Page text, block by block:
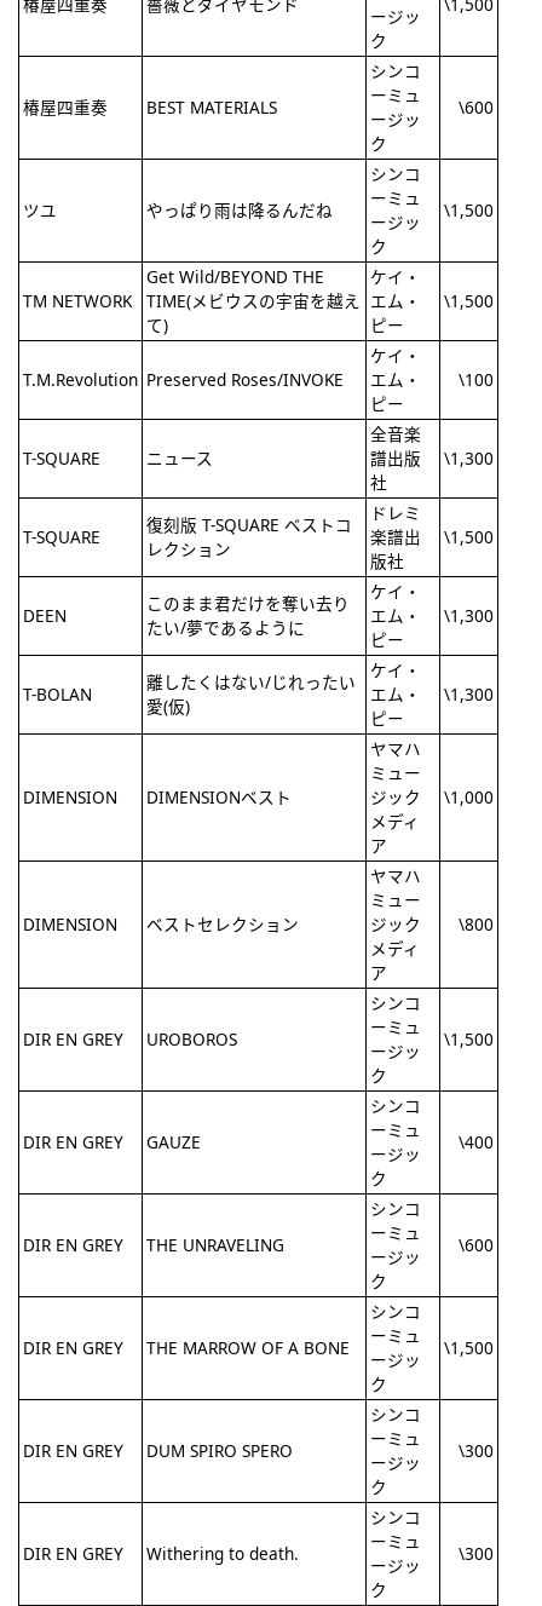
ージッ
ク
椿屋四重奏 BEST MATERIALS
シンコ
ーミュ
ージッ
ク
\600
ツユ やっぱり雨は降るんだね
シンコ
ーミュ
ージッ
ク
\1,500
TM NETWORK
Get Wild/BEYOND THE
TIME(メビウスの宇宙を越え
て)
ケイ・
エム・
ピー
\1,500
T.M.Revolution Preserved Roses/INVOKE
ケイ・
エム・
ピー
\100
T-SQUARE ニュース
全音楽
譜出版
社
\1,300
T-SQUARE
復刻版 T-SQUARE ベストコ
レクション
ドレミ
楽譜出
版社
\1,500
DEEN
このまま君だけを奪い去り
たい/夢であるように
ケイ・
エム・
ピー
\1,300
T-BOLAN
離したくはない/じれったい
愛(仮)
ケイ・
エム・
ピー
\1,300
DIMENSION DIMENSIONベスト
ヤマハ
ミュー
ジック
メディ
ア
\1,000
DIMENSION ベストセレクション
ヤマハ
ミュー
ジック
メディ
ア
\800
DIR EN GREY UROBOROS
シンコ
ーミュ
ージッ
ク
\1,500
DIR EN GREY GAUZE
シンコ
ーミュ
ージッ
ク
\400
DIR EN GREY THE UNRAVELING
シンコ
ーミュ
ージッ
ク
\600
DIR EN GREY THE MARROW OF A BONE
シンコ
ーミュ
ージッ
ク
\1,500
DIR EN GREY DUM SPIRO SPERO
シンコ
ーミュ
ージッ
ク
\300
DIR EN GREY Withering to death.
シンコ
ーミュ
ージッ
ク
\300